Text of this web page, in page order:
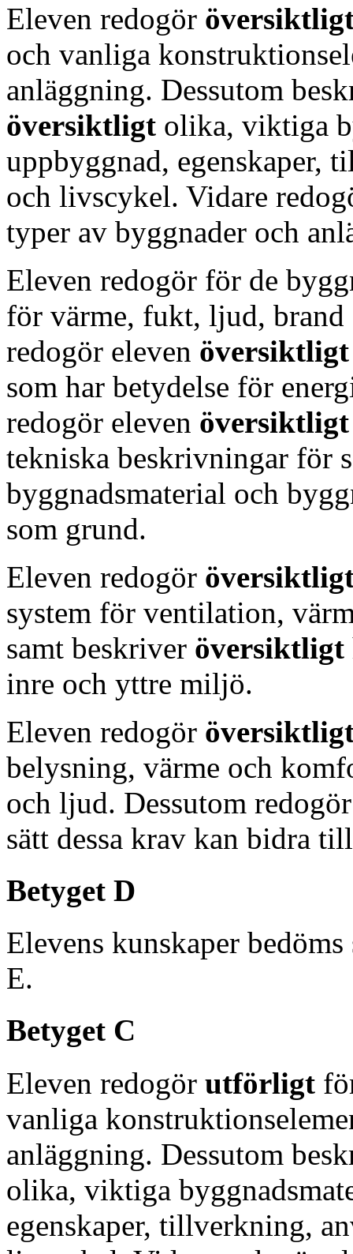
Eleven redogör
och vanliga
anläggning. Dessutom
översiktligt olika, viktiga
uppbyggnad, egenskaper,
och livscykel. Vidare
typer av byggnader och
Eleven redogör för de
för värme, fukt, ljud, brand
redogör eleven översiktligt
som har betydelse för
redogör eleven
tekniska beskrivningar för
byggnadsmaterial och
som grund.
Eleven redogör
system för ventilation,
samt beskriver översiktligt
inre och yttre miljö.
Eleven redogör
belysning, värme och
och ljud. Dessutom
sätt dessa krav kan bidra
Betyget D
Elevens kunskaper
E.
Betyget C
Eleven redogör utförligt
vanliga
anläggning. Dessutom
olika, viktiga
egenskaper, tillverkning,